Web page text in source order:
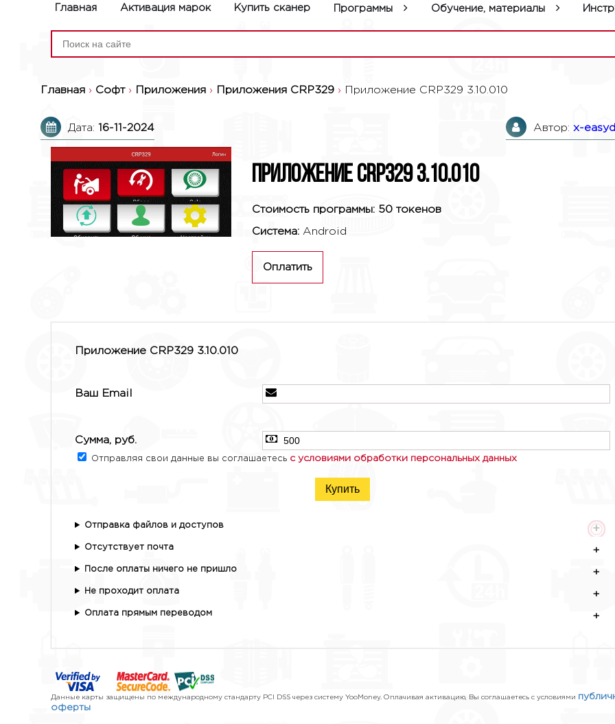
Главная Активация марок Купить сканер Программы Обучение, материалы
Главная › Софт › Приложения › Приложения CRP329 › Приложение CRP329 3.10.010
Дата: 16-11-2024 Автор: x-
Приложение CRP329 3.10.010
Стоимость программы: 50 токенов
Система: Android
Оплатить
Приложение CRP329 3.10.010
Ваш Email
Сумма, руб.
Отправляя свои данные вы соглашаетесь с условиями обработки персональных данных
Купить
Отправка файлов и доступов +
Отсутствует почта +
После оплаты ничего не пришло +
Не проходит оплата +
Оплата прямым переводом +
Данные карты защищены по международному стандарту PCI DSS через систему YooMoney. Оплачивая активацию, Вы соглашаетесь с условиями
оферты